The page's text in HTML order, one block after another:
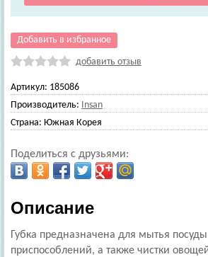
Добавить в избранное
добавить отзыв
Артикул: 185086
Производитель: Insan
Страна: Южная Корея
Поделиться с друзьями:
Описание
Губка предназначена для мытья
приспособлений, а также чистки